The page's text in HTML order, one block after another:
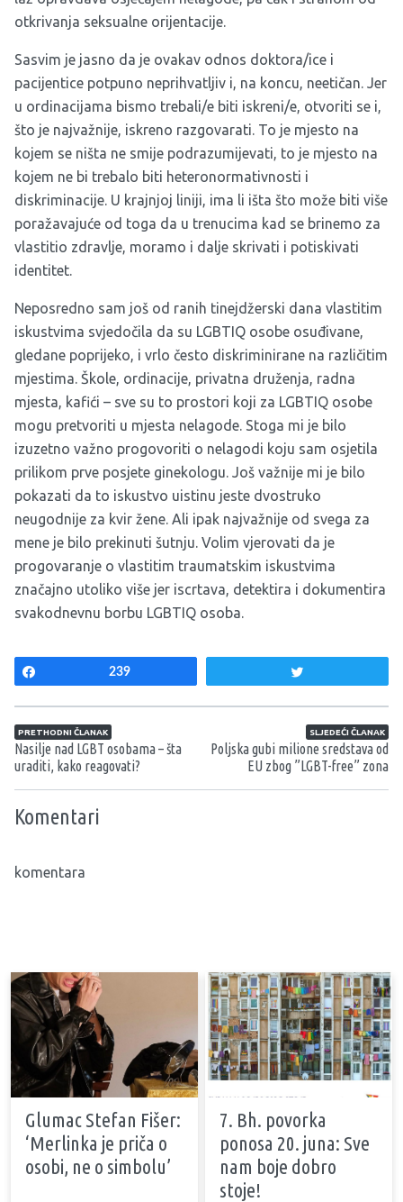
otkrivanja seksualne orijentacije.
Sasvim je jasno da je ovakav odnos doktora/ice i
pacijentice potpuno neprihvatljiv i, na koncu, neetičan. Jer
u ordinacijama bismo trebali/e biti iskreni/e, otvoriti se i,
što je najvažnije, iskreno razgovarati. To je mjesto na
kojem se ništa ne smije podrazumijevati, to je mjesto na
kojem ne bi trebalo biti heteronormativnosti i
diskriminacije. U krajnjoj liniji, ima li išta što može biti više
poražavajuće od toga da u trenucima kad se brinemo za
vlastitio zdravlje, moramo i dalje skrivati i potiskivati
identitet.
Neposredno sam još od ranih tinejdžerski dana vlastitim
iskustvima svjedočila da su LGBTIQ osobe osuđivane,
gledane poprijeko, i vrlo često diskriminirane na različitim
mjestima. Škole, ordinacije, privatna druženja, radna
mjesta, kafići – sve su to prostori koji za LGBTIQ osobe
mogu pretvoriti u mjesta nelagode. Stoga mi je bilo
izuzetno važno progovoriti o nelagodi koju sam osjetila
prilikom prve posjete ginekologu. Još važnije mi je bilo
pokazati da to iskustvo uistinu jeste dvostruko
neugodnije za kvir žene. Ali ipak najvažnije od svega za
mene je bilo prekinuti šutnju. Volim vjerovati da je
progovaranje o vlastitim traumatskim iskustvima
značajno utoliko više jer iscrtava, detektira i dokumentira
svakodnevnu borbu LGBTIQ osoba.
239
Navigacija članaka
PRETHODNI ČLANAK
Nasilje nad LGBT osobama – šta
uraditi, kako reagovati?
SLJEDEĆI ČLANAK
Poljska gubi milione sredstava od
EU zbog ”LGBT-free” zona
Komentari
komentara
Glumac Stefan Fišer:
‘Merlinka je priča o
osobi, ne o simbolu’
7. Bh. povorka
ponosa 20. juna: Sve
nam boje dobro
stoje!